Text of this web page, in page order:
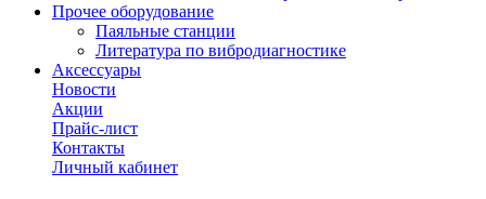
Прочее оборудование
Паяльные станции
Литература по вибродиагностике
Аксессуары
Новости
Акции
Прайс-лист
Контакты
Личный кабинет